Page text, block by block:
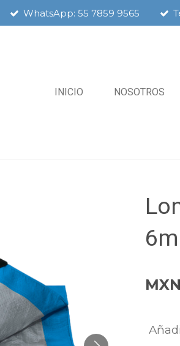
WhatsApp: 55 7859 9565
INICIO NOSOTROS